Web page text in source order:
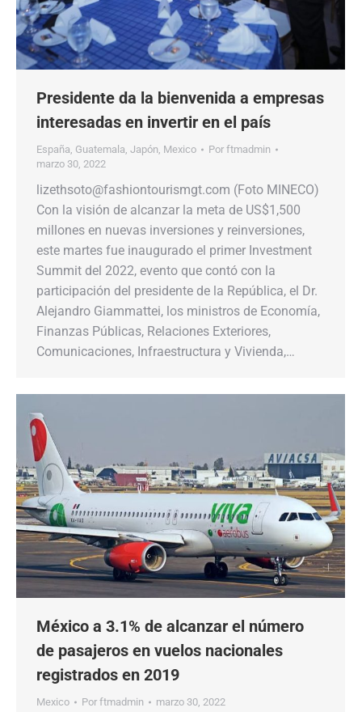
Presidente da la bienvenida a empresas
interesadas en invertir en el país
España, Guatemala, Japón, Mexico Por ftmadmin
marzo 30, 2022
lizethsoto@fashiontourismgt.com (Foto MINECO)
Con la visión de alcanzar la meta de US$1,500
millones en nuevas inversiones y reinversiones,
este martes fue inaugurado el primer Investment
Summit del 2022, evento que contó con la
participación del presidente de la República, el Dr.
Alejandro Giammattei, los ministros de Economía,
Finanzas Públicas, Relaciones Exteriores,
Comunicaciones, Infraestructura y Vivienda,…
México a 3.1% de alcanzar el número
de pasajeros en vuelos nacionales
registrados en 2019
Mexico Por ftmadmin marzo 30, 2022